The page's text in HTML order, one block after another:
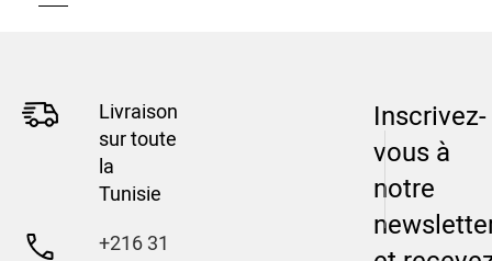
Livraison
sur toute
la
Tunisie
+216 31
Inscrivez-
vous à
notre